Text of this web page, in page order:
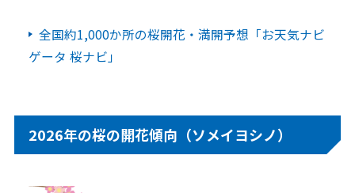
事例紹介
English
全国約1,000か所の桜開花・満開予想「お天気ナビ
ゲータ 桜ナビ」
2026年の桜の開花傾向（ソメイヨシノ）